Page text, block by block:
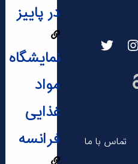
در پاییز
نمایشگاه
مواد
غذایی
فرانسه
تماس با ما